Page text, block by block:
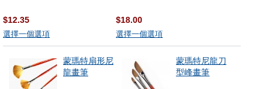
$12.35
選擇一個選項
$18.00
選擇一個選項
蒙瑪特扇形尼
龍畫筆
蒙瑪特尼龍刀
型峰畫筆